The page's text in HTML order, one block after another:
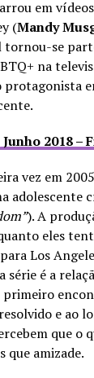
em
(Mandy
tornou-se
na
protagonista
2018 –
vez em
adolescente
). A
eles
Los
série é a
primeiro
e ao
que o
que amizade.